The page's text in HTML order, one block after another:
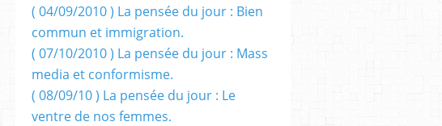
( 04/09/2010 ) La pensée du jour : Bien
commun et immigration.
( 07/10/2010 ) La pensée du jour : Mass
media et conformisme.
( 08/09/10 ) La pensée du jour : Le
ventre de nos femmes.